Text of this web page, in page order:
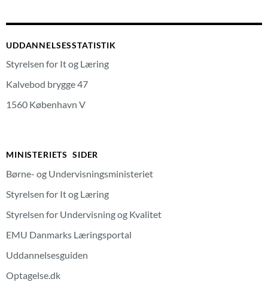
UDDANNELSESSTATISTIK
Styrelsen for It og Læring
Kalvebod brygge 47
1560 København V
MINISTERIETS SIDER
Børne- og Undervisningsministeriet
Styrelsen for It og Læring
Styrelsen for Undervisning og Kvalitet
EMU Danmarks Læringsportal
Uddannelsesguiden
Optagelse.dk